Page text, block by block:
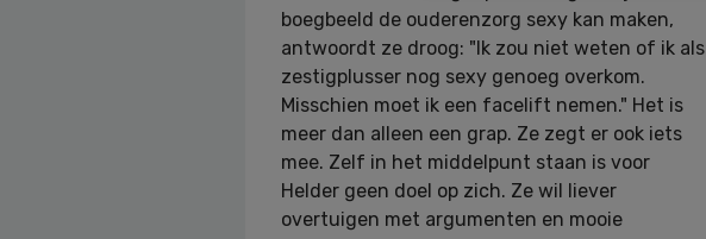
boegbeeld de ouderenzorg sexy kan maken,
antwoordt ze droog: "Ik zou niet weten of ik als
zestigplusser nog sexy genoeg overkom.
Misschien moet ik een facelift nemen." Het is
meer dan alleen een grap. Ze zegt er ook iets
mee. Zelf in het middelpunt staan is voor
Helder geen doel op zich. Ze wil liever
overtuigen met argumenten en mooie